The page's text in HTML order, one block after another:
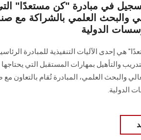
في مبادرة "كن مستعدًا"
والبحث العلمي بالشراكة مع
الدولية
هي إحدى الآليات التنفيذية للمبادرة
والتأهيل بمهارات المستقبل التي
والبحث العلمي، المبادرة تُقام بالتعاون
الدولية.